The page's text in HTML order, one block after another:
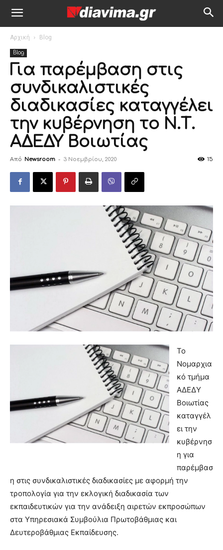
Αρχική Blog
Blog
Για παρέμβαση στις
συνδικαλιστικές
διαδικασίες καταγγέλει
την κυβέρνηση το Ν.Τ.
ΑΔΕΔΥ Βοιωτίας
Από Newsroom - 3 Νοεμβρίου, 2020 15
Το
Νομαρχια
κό τμήμα
ΑΔΕΔΥ
Βοιωτίας
καταγγέλ
ει την
κυβέρνησ
η για
παρέμβασ
η στις συνδικαλιστικές διαδικασίες με αφορμή την
τροπολογία για την εκλογική διαδικασία των
εκπαιδευτικών για την ανάδειξη αιρετών εκπροσώπων
στα Υπηρεσιακά Συμβούλια Πρωτοβάθμιας και
Δευτεροβάθμιας Εκπαίδευσης.